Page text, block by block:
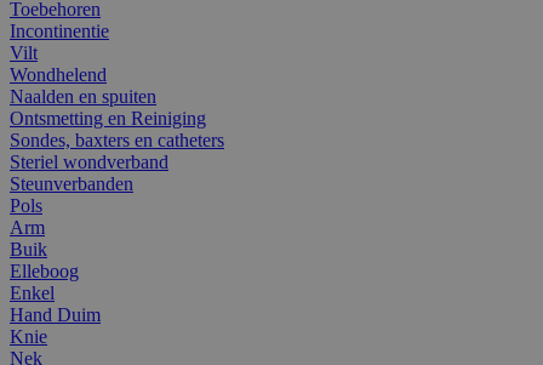
Toebehoren
Incontinentie
Vilt
Wondhelend
Naalden en spuiten
Ontsmetting en Reiniging
Sondes, baxters en catheters
Steriel wondverband
Steunverbanden
Pols
Arm
Buik
Elleboog
Enkel
Hand Duim
Knie
Nek